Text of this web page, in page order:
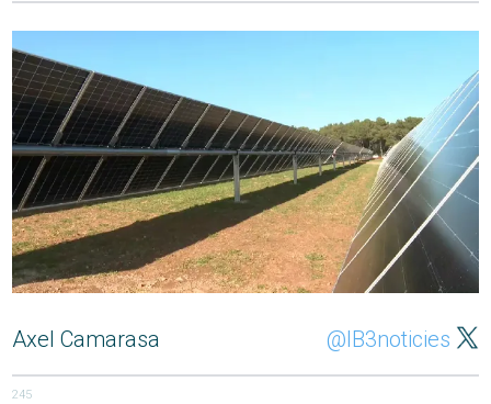
Axel Camarasa @IB3noticies
245